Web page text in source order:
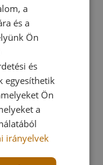
kiegészítőkkel
alkalmas
kísérletekre
a
a programozás
a
és a
Ön
és
egyesíthetik
Ön
a
irányelvek